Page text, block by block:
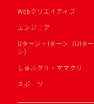
Webクリエイティブ
エンジニア
Uターン・Iターン（UIター
ン）
しゅふクリ・ママクリ
スポーツ